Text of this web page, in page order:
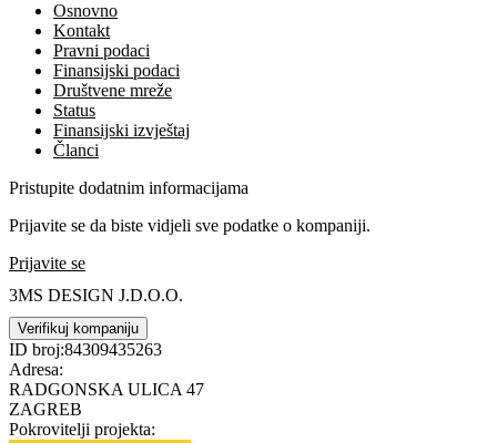
Osnovno
Kontakt
Pravni podaci
Finansijski podaci
Društvene mreže
Status
Finansijski izvještaj
Članci
Pristupite dodatnim informacijama
Prijavite se da biste vidjeli sve podatke o kompaniji.
Prijavite se
3MS DESIGN J.D.O.O.
Verifikuj kompaniju
ID broj:84309435263
Adresa:
RADGONSKA ULICA 47
ZAGREB
Pokrovitelji projekta: